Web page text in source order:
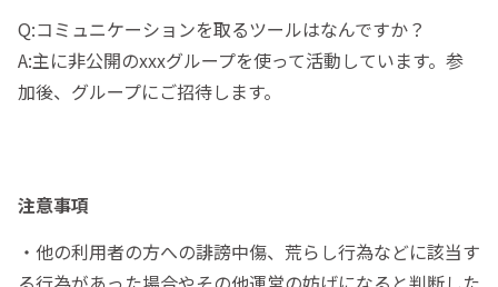
Q:コミュニケーションを取るツールはなんですか？
A:主に非公開のxxxグループを使って活動しています。参
加後、グループにご招待します。
注意事項
・他の利用者の方への誹謗中傷、荒らし行為などに該当す